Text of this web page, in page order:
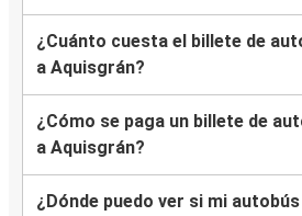
¿Cuánto cuesta el billete de
a Aquisgrán?
¿Cómo se paga un billete de
a Aquisgrán?
¿Dónde puedo ver si mi